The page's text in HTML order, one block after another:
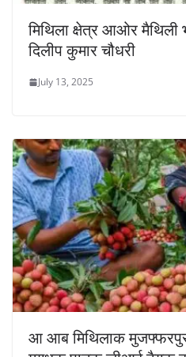
मिथिला क्षेत्र आओर मैथिली
दिलीप कुमार चौधरी
July 13, 2025
आ आब मिथिलाक